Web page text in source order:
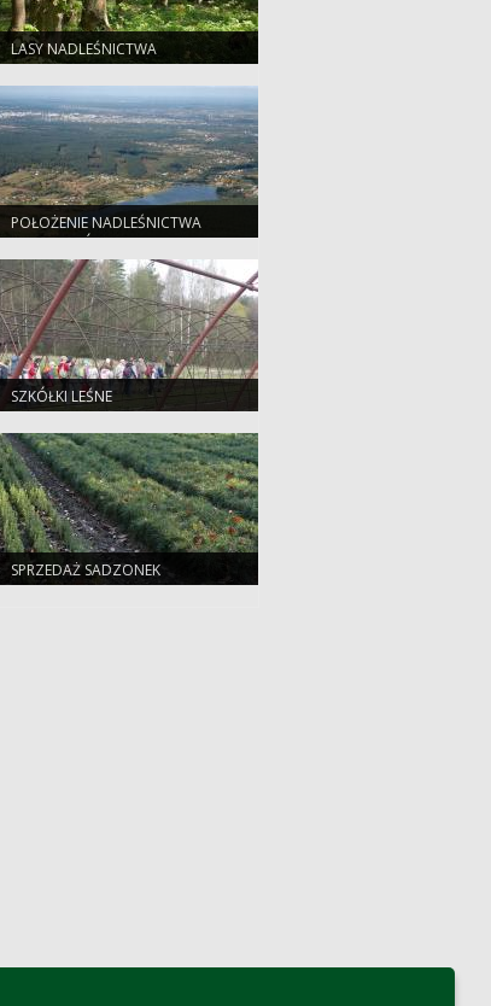
LASY NADLEŚNICTWA
POŁOŻENIE NADLEŚNICTWA
SUCHEDNIÓW
SZKÓŁKI LEŚNE
SPRZEDAŻ SADZONEK